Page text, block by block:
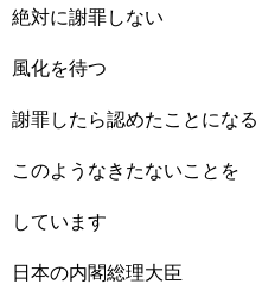
絶対に謝罪しない
風化を待つ
謝罪したら認めたことになる
このようなきたないことを
しています
日本の内閣総理大臣